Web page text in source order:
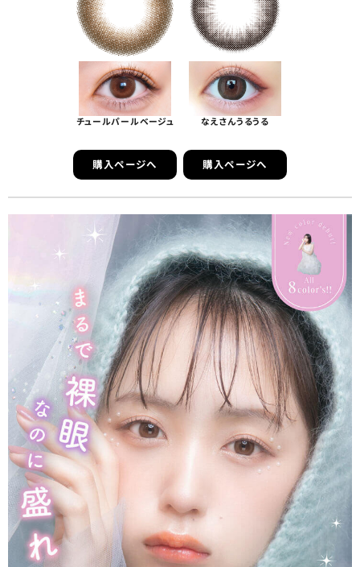
チュールパールベージュ
購入ページへ
なえさんうるうる
購入ページへ